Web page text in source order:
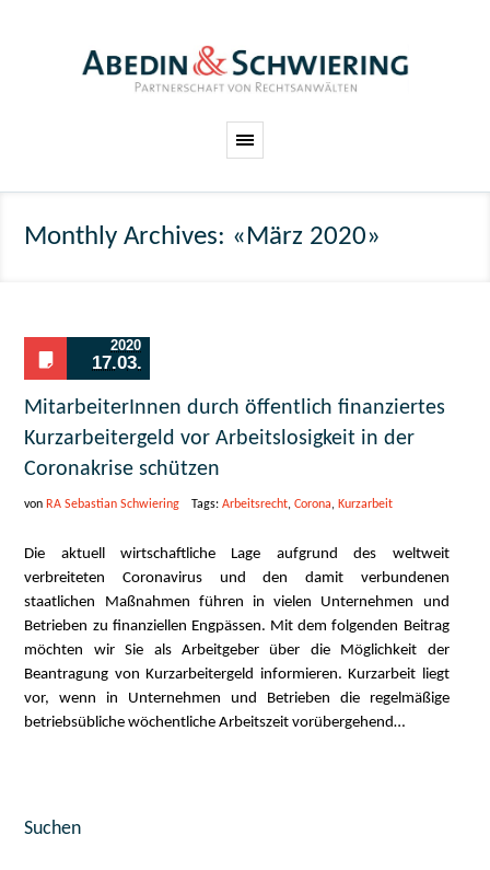
Monthly Archives: «März 2020»
2020
17.03.
MitarbeiterInnen durch öffentlich finanziertes
Kurzarbeitergeld vor Arbeitslosigkeit in der
Coronakrise schützen
von RA Sebastian Schwiering Tags:Arbeitsrecht,Corona, Kurzarbeit
Die aktuell wirtschaftliche Lage aufgrund des weltweit
verbreiteten Coronavirus und den damit verbundenen
staatlichen Maßnahmen führen in vielen Unternehmen und
Betrieben zu finanziellen Engpässen. Mit dem folgenden Beitrag
möchten wir Sie als Arbeitgeber über die Möglichkeit der
Beantragung von Kurzarbeitergeld informieren. Kurzarbeit liegt
vor, wenn in Unternehmen und Betrieben die regelmäßige
betriebsübliche wöchentliche Arbeitszeit vorübergehend…
Suchen